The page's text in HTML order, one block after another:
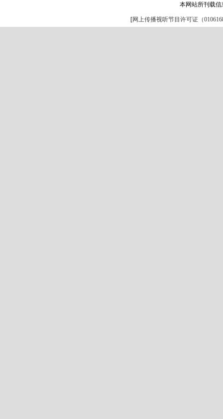
本网站所刊载
[网上传播视听节目许可证（